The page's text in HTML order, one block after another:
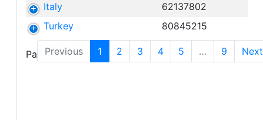
Italy
62137802
Turkey
80845215
Page 1 sur 9
Previous 1 2 3 4 5 … 9 Next